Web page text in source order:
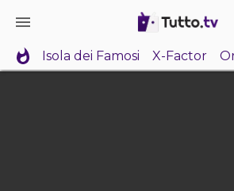
Isola dei Famosi X-Factor